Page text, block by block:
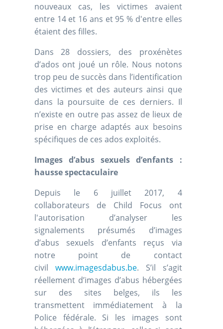
nouveaux cas, les victimes avaient
entre 14 et 16 ans et 95 % d'entre elles
étaient des filles.
Dans 28 dossiers, des proxénètes
d’ados ont joué un rôle. Nous notons
trop peu de succès dans l’identification
des victimes et des auteurs ainsi que
dans la poursuite de ces derniers. Il
n’existe en outre pas assez de lieux de
prise en charge adaptés aux besoins
spécifiques de ces ados exploités.
Images d’abus sexuels d’enfants :
hausse spectaculaire
Depuis le 6 juillet 2017, 4
collaborateurs de Child Focus ont
l'autorisation d’analyser les
signalements présumés d’images
d’abus sexuels d’enfants reçus via
notre point de contact
civil www.imagesdabus.be. S’il s’agit
réellement d’images d’abus hébergées
sur des sites belges, ils les
transmettent immédiatement à la
Police fédérale. Si les images sont